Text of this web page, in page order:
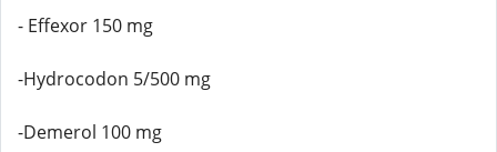
- Effexor 150 mg
-Hydrocodon 5/500 mg
-Demerol 100 mg